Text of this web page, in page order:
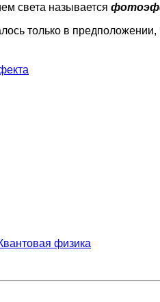
света называется
только в предположении,
физика